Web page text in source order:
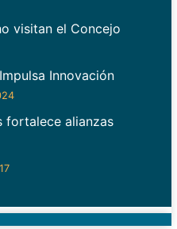
visitan el Concejo
Innovación
fortalece alianzas